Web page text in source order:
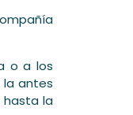
o a los
la antes
hasta la